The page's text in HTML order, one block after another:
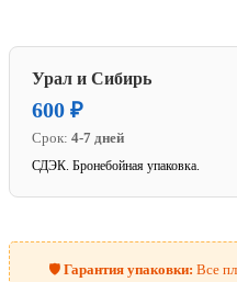
Урал и Сибирь
600 ₽
Срок: 4-7 дней
СДЭК. Бронебойная упаковка.
🛡️Гарантия упаковки: Все